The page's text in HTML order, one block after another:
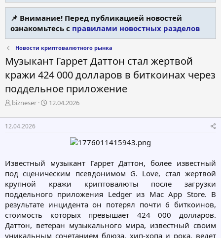
📌 Внимание! Перед публикацией новостей
ознакомьтесь с правилами новостных разделов
Новости криптовалютного рынка
Музыкант Гаррет Даттон стал жертвой
кражи 424 000 долларов в биткоинах через
поддельное приложение
А
т
о
м
ы
bizneser
Д
т
а
л
а
12.04.2026
12.04.2026
Известный музыкант Гаррет Даттон, более известный
под сценическим псевдонимом G. Love, стал жертвой
крупной кражи криптовалюты после загрузки
поддельного приложения Ledger из Mac App Store. В
результате инцидента он потерял почти 6 биткоинов,
стоимость которых превышает 424 000 долларов.
Даттон, ветеран музыкального мира, известный своим
уникальным сочетанием блюза, хип-хопа и рока, ведет